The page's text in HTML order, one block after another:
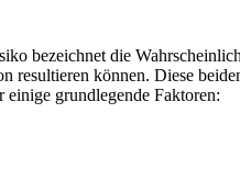
bezeichnet die
resultieren können. Diese
grundlegende Faktoren: